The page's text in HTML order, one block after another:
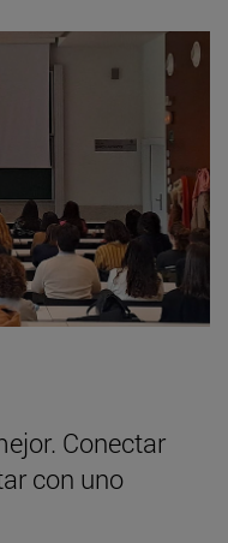
Conectar
con uno